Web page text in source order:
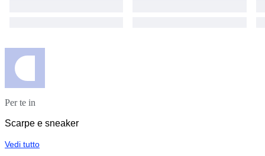
Per te in
Scarpe e sneaker
Vedi tutto